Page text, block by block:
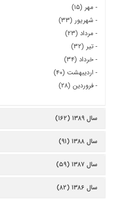
- مهر (۱۵)
- شهریور (۳۳)
- مرداد (۲۳)
-تیر (۳۲)
-خرداد (۳۴)
- اردیبهشت (۴۰)
-فروردین (۲۸)
سال ۱۳۸۹ (۱۶۲)
سال ۱۳۸۸ (۹۱)
سال ۱۳۸۷ (۵۹)
سال ۱۳۸۶ (۸۲)